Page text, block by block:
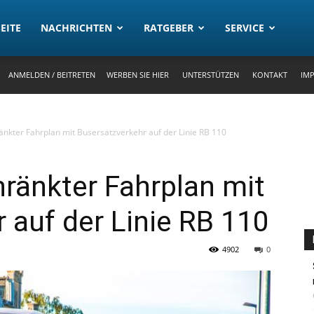
NACHRICHTEN RATGEBER SERVICE
ANMELDEN / BEITRETEN WERBEN SIE HIER UNTERSTÜTZEN KONTAKT
Fahrplan mit Busersatzverkehr auf der Linie RB 110
Fahrplan mit
der Linie RB 110
0
4902